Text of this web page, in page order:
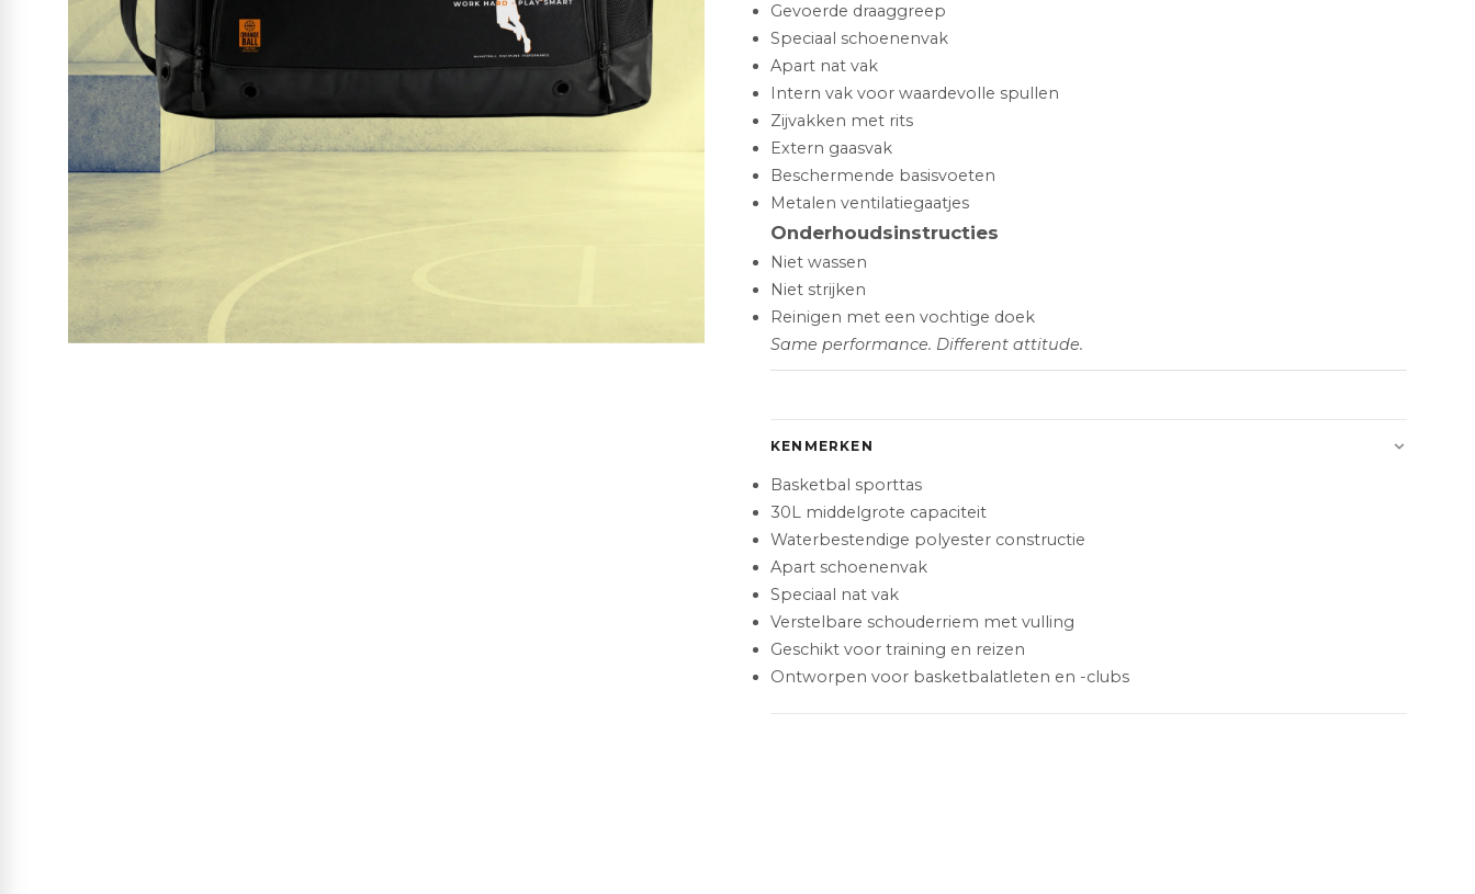
Gevoerde draaggreep
Speciaal schoenenvak
Apart nat vak
Intern vak voor waardevolle spullen
Zijvakken met rits
Extern gaasvak
Beschermende basisvoeten
Metalen ventilatiegaatjes
Onderhoudsinstructies
Niet wassen
Niet strijken
Reinigen met een vochtige doek
Same performance. Different attitude.
KENMERKEN
Basketbal sporttas
30L middelgrote capaciteit
Waterbestendige polyester constructie
Apart schoenenvak
Speciaal nat vak
Verstelbare schouderriem met vulling
Geschikt voor training en reizen
Ontworpen voor basketbalatleten en -clubs